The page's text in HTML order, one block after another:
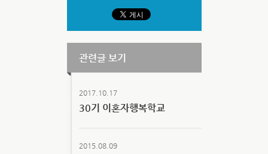
관련글 보기
2017.10.17
30기 이혼자행복학교
2015.08.09